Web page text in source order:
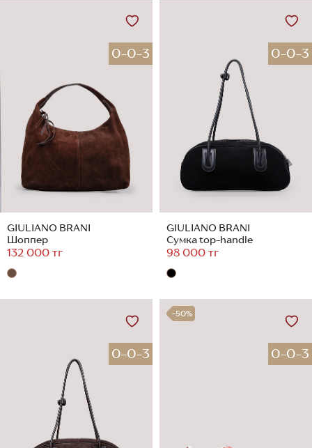
0-0-3
GIULIANO BRANI
Шоппер
132 000 тг
0-0-3
GIULIANO BRANI
Сумка top-handle
98 000 тг
0-0-3
-50%
0-0-3